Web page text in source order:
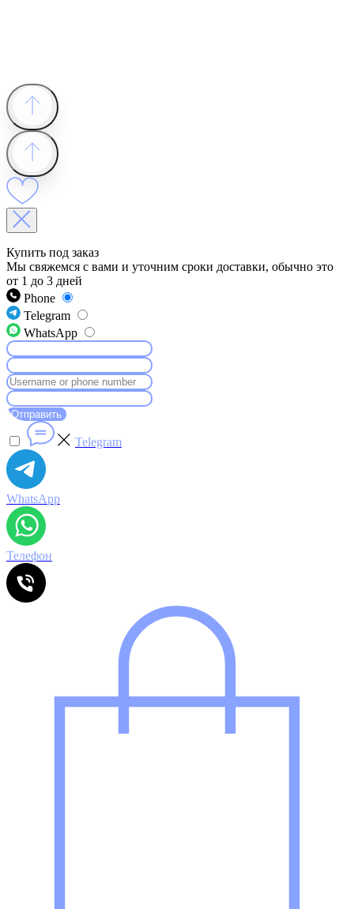
Купить под заказ
Мы свяжемся с вами и уточним сроки доставки, обычно это
от 1 до 3 дней
Phone
Telegram
WhatsApp
Отправить
Telegram
WhatsApp
Телефон